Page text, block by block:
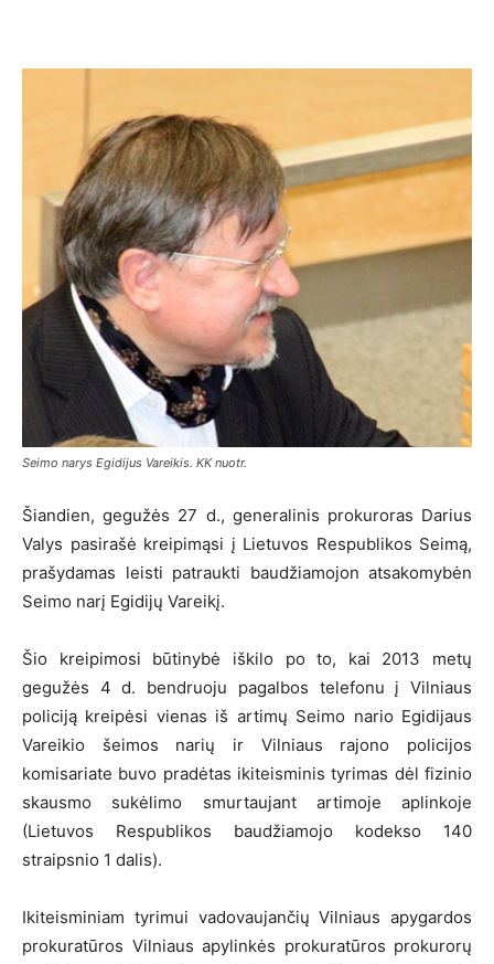
Seimo narys Egidijus Vareikis. KK nuotr.
Šiandien, gegužės 27 d., generalinis prokuroras Darius
Valys pasirašė kreipimąsi į Lietuvos Respublikos Seimą,
prašydamas leisti patraukti baudžiamojon atsakomybėn
Seimo narį Egidijų Vareikį.
Šio kreipimosi būtinybė iškilo po to, kai 2013 metų
gegužės 4 d. bendruoju pagalbos telefonu į Vilniaus
policiją kreipėsi vienas iš artimų Seimo nario Egidijaus
Vareikio šeimos narių ir Vilniaus rajono policijos
komisariate buvo pradėtas ikiteisminis tyrimas dėl fizinio
skausmo sukėlimo smurtaujant artimoje aplinkoje
(Lietuvos Respublikos baudžiamojo kodekso 140
straipsnio 1 dalis).
Ikiteisminiam tyrimui vadovaujančių Vilniaus apygardos
prokuratūros Vilniaus apylinkės prokuratūros prokurorų